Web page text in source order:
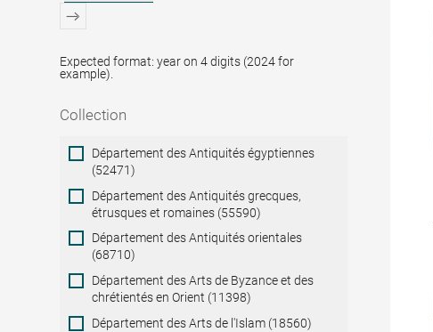
Expected format: year on 4 digits (2024 for
example).
Collection
Collection
Département des Antiquités égyptiennes
(52471)
Département des Antiquités grecques,
étrusques et romaines (55590)
Département des Antiquités orientales
(68710)
Département des Arts de Byzance et des
chrétientés en Orient (11398)
Département des Arts de l'Islam (18560)